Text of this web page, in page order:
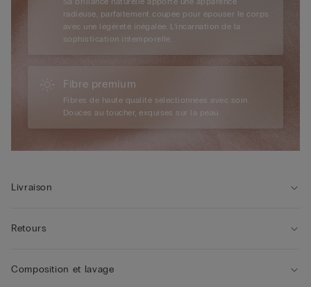
radieuse, parfaitement coupée pour épouser le corps
avec une légèreté inégalée. L’incarnation de la
sophistication intemporelle.
Fibre premium
Fibres de haute qualité sélectionnées avec soin.
Douces au toucher, exquises sur la peau.
Livraison
Retours
Composition et lavage